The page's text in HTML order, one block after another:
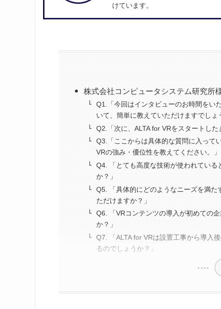
けています。
株式会社コンピュータシステム研究所
Q1.「今回はインタビューのお時間をい
いて、簡単に教えていただけますでしょ
Q2.「次に、ALTA for VRをスタートし
Q3.「ここからは具体的な質問に入って
VRの強み・優位性を教えてください。」
Q4. 「とても高度な技術が使われている
か？」
Q5. 「具体的にどのようなニーズを満
ただけますか？」
Q6. 「VRコンテンツの導入が初めての
か？」
Q7. 「ALTA for VRは設置工事から導入
るのでしょうか？」